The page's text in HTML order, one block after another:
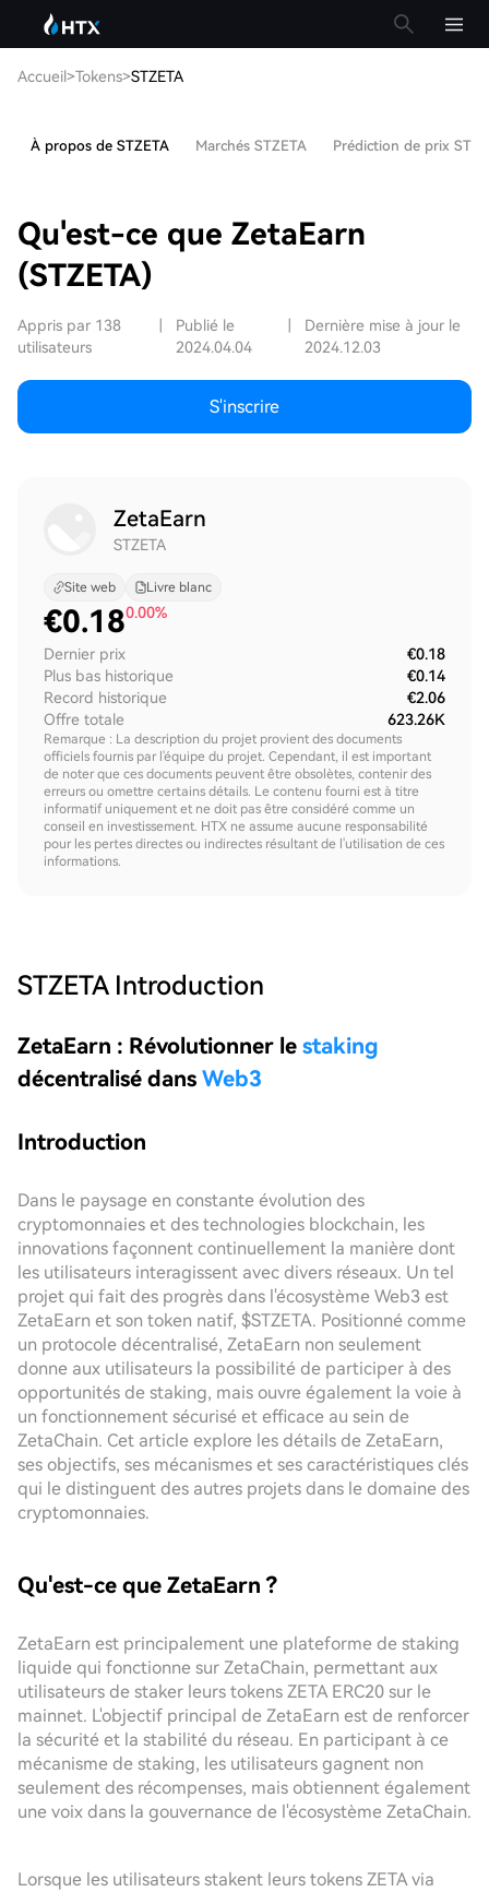
Accueil>Tokens>STZETA
À propos de STZETA Marchés STZETA Prédiction de prix
Qu'est-ce que ZetaEarn
(STZETA)
Appris par 138
utilisateurs
Publié le
2024.04.04
Dernière mise à jour le
2024.12.03
S'inscrire
ZetaEarn
STZETA
Site web Livre blanc
€0.180.00%
Dernier prix
€0.18
Plus bas historique
€0.14
Record historique
€2.06
Offre totale
623.26K
Remarque : La description du projet provient des documents
officiels fournis par l'équipe du projet. Cependant, il est important
de noter que ces documents peuvent être obsolètes, contenir des
erreurs ou omettre certains détails. Le contenu fourni est à titre
informatif uniquement et ne doit pas être considéré comme un
conseil en investissement. HTX ne assume aucune responsabilité
pour les pertes directes ou indirectes résultant de l'utilisation de ces
informations.
STZETA Introduction
ZetaEarn : Révolutionner le staking
décentralisé dans Web3
Introduction
Dans le paysage en constante évolution des
cryptomonnaies et des technologies blockchain, les
innovations façonnent continuellement la manière dont
les utilisateurs interagissent avec divers réseaux. Un tel
projet qui fait des progrès dans l'écosystème Web3 est
ZetaEarn et son token natif, $STZETA. Positionné comme
un protocole décentralisé, ZetaEarn non seulement
donne aux utilisateurs la possibilité de participer à des
opportunités de staking, mais ouvre également la voie à
un fonctionnement sécurisé et efficace au sein de
ZetaChain. Cet article explore les détails de ZetaEarn,
ses objectifs, ses mécanismes et ses caractéristiques clés
qui le distinguent des autres projets dans le domaine des
cryptomonnaies.
Qu'est-ce que ZetaEarn ?
ZetaEarn est principalement une plateforme de staking
liquide qui fonctionne sur ZetaChain, permettant aux
utilisateurs de staker leurs tokens ZETA ERC20 sur le
mainnet. L'objectif principal de ZetaEarn est de renforcer
la sécurité et la stabilité du réseau. En participant à ce
mécanisme de staking, les utilisateurs gagnent non
seulement des récompenses, mais obtiennent également
une voix dans la gouvernance de l'écosystème ZetaChain.
Lorsque les utilisateurs stakent leurs tokens ZETA via